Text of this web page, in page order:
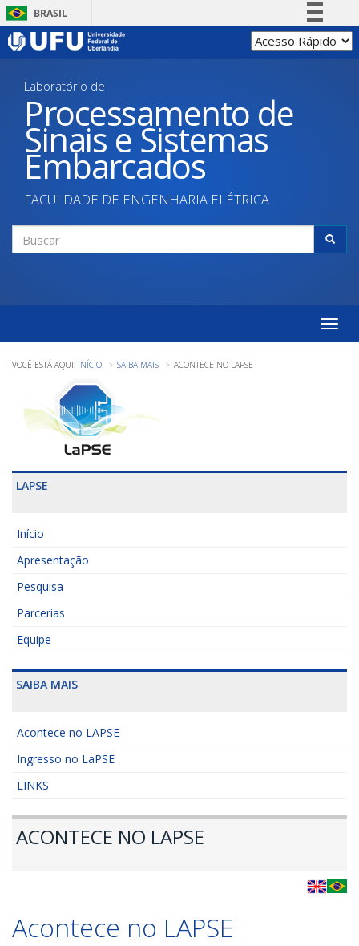
Pular
para
BRASIL
Simplifique!
Acesso à informação
Legislação
Laboratório de
Processamento de
Sinais e Sistemas
Embarcados
FACULDADE DE ENGENHARIA ELÉTRICA
Formulário
Toggle
INÍCIO SAIBA MAIS ACONTECE NO LAPSE
LAPSE
Início
Apresentação
Pesquisa
Parcerias
Equipe
SAIBA MAIS
Acontece no LAPSE
Ingresso no LaPSE
LINKS
ACONTECE NO LAPSE
Acontece no LAPSE